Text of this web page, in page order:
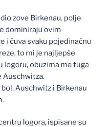
zove Birkenau, polje
dominiraju ovim
i čuva svaku pojedinačnu
to mi je najljepše
logoru, obuzima me tuga
Auschwitza.
Auschwitz i Birkenau
logora, ispisane su